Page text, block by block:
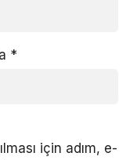
*
için adım, e-